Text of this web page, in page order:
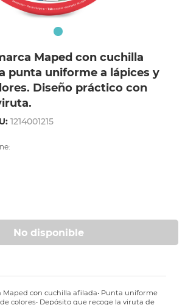
Maped con cuchilla
punta uniforme a lápices y
Diseño práctico con
1214001215
No disponible
Maped con cuchilla afilada• Punta uniforme
colores• Depósito que recoge la viruta de